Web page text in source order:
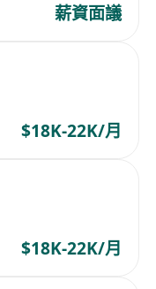
薪資面議
$18K-22K/月
$18K-22K/月